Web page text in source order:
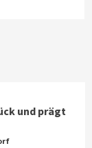
iPhone und
erneut
und prägt